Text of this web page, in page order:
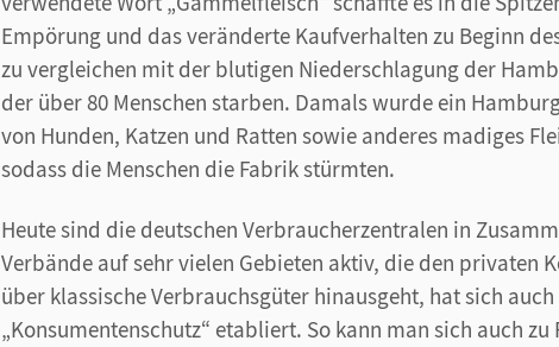
Empörung und das veränderte Kaufverhalten zu Beginn
zu vergleichen mit der blutigen Niederschlagung der
der über 80 Menschen starben. Damals wurde ein
von Hunden, Katzen und Ratten sowie anderes madiges
sodass die Menschen die Fabrik stürmten.
Heute sind die deutschen Verbraucherzentralen in
Verbände auf sehr vielen Gebieten aktiv, die den privaten
über klassische Verbrauchsgüter hinausgeht, hat sich
„Konsumentenschutz“ etabliert. So kann man sich auch